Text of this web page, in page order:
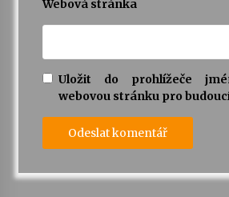
Webová stránka
Uložit do prohlížeče
webovou stránku pro